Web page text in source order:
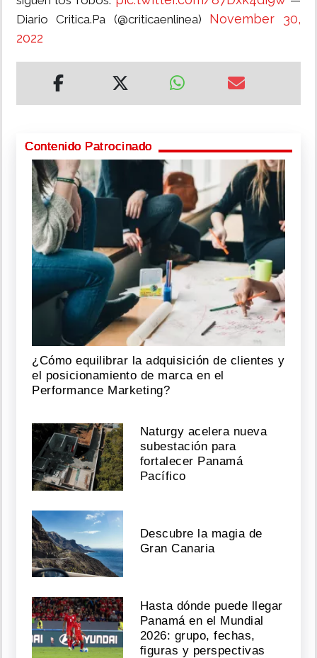
Diario Critica.Pa (@criticaenlinea) November 30,
2022
Contenido Patrocinado
¿Cómo equilibrar la adquisición de clientes y
el posicionamiento de marca en el
Performance Marketing?
Naturgy acelera nueva
subestación para
fortalecer Panamá
Pacífico
Descubre la magia de
Gran Canaria
Hasta dónde puede llegar
Panamá en el Mundial
2026: grupo, fechas,
figuras y perspectivas